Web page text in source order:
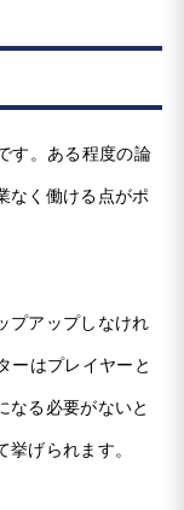
す。ある程度の論
なく働ける点がポ
プアップしなけれ
ーはプレイヤーと
なる必要がないと
げられます。